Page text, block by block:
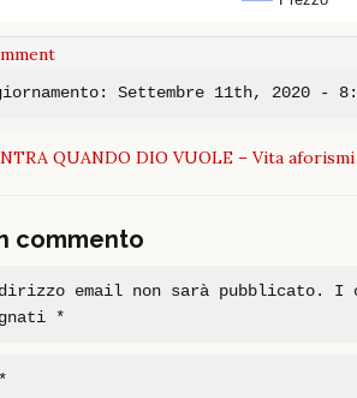
Settembre 11th, 2020 -
QUANDO DIO VUOLE – Vita
commento
email non sarà pubblicato.
I
*
*